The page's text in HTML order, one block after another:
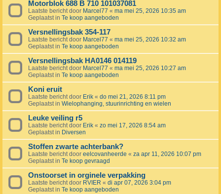
Motorblok 688 B 710 101037081
Laatste bericht door Marcel77 « ma mei 25, 2026 10:35 am
Geplaatst in Te koop aangeboden
Versnellingsbak 354-117
Laatste bericht door Marcel77 « ma mei 25, 2026 10:32 am
Geplaatst in Te koop aangeboden
Versnellingsbak HA0146 014119
Laatste bericht door Marcel77 « ma mei 25, 2026 10:27 am
Geplaatst in Te koop aangeboden
Koni eruit
Laatste bericht door Erik « do mei 21, 2026 8:11 pm
Geplaatst in Wielophanging, stuurinrichting en wielen
Leuke veiling r5
Laatste bericht door Erik « zo mei 17, 2026 8:54 am
Geplaatst in Diversen
Stoffen zwarte achterbank?
Laatste bericht door eelcovanheerde « za apr 11, 2026 10:07 pm
Geplaatst in Te koop gevraagd
Onstoorset in orginele verpakking
Laatste bericht door RVIER « di apr 07, 2026 3:04 pm
Geplaatst in Te koop aangeboden